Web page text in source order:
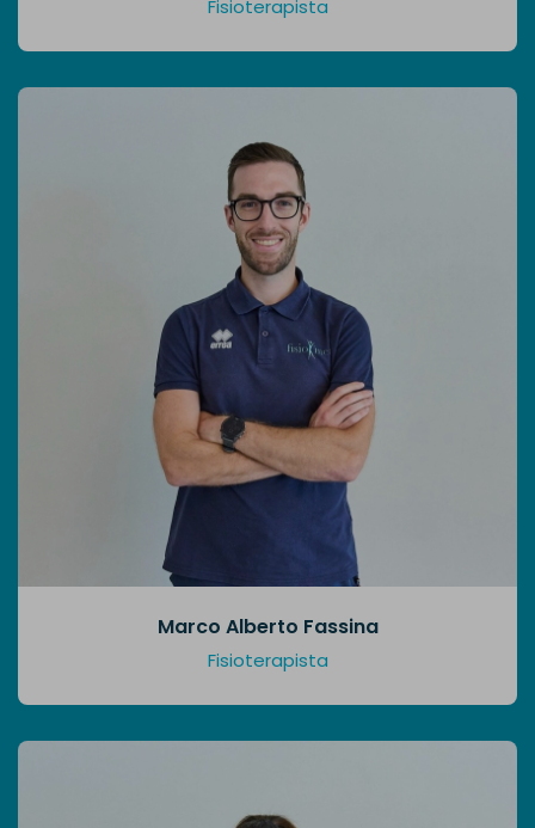
Fisioterapista
Marco Alberto Fassina
Fisioterapista